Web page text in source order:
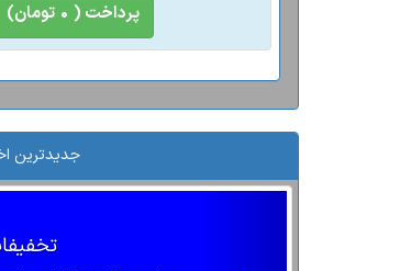
پرداخت ( ۰ تومان)
جدیدترین